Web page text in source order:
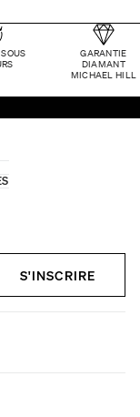
GARANTIE
DIAMANT
MICHAEL HILL
S'INSCRIRE